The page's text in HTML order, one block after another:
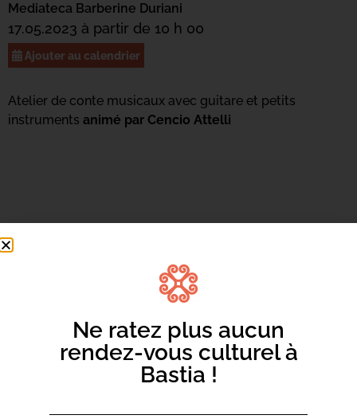
Mediateca Barberine Duriani
17.05.2023 à partir de 10 h 00
Ajouter au calendrier
Atelier de conte musicaux avec guitare et petits
instruments animé par Cencio Attelli
Ne ratez plus aucun
rendez-vous culturel à
Bastia !